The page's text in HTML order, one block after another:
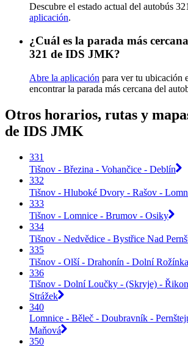
Descubre el estado actual del autobús
aplicación.
¿Cuál es la parada más
321 de IDS JMK?
Abre la aplicación para ver tu ubicación
encontrar la parada más cercana del
Otros horarios, rutas y
de IDS JMK
331
Tišnov - Březina - Vohančice - Deblín
332
Tišnov - Hluboké Dvory - Rašov -
333
Tišnov - Lomnice - Brumov - Osiky
334
Tišnov - Nedvědice - Bystřice Nad
335
Tišnov - Olší - Drahonín - Dolní Rožínka
336
Tišnov - Dolní Loučky - (Skryje) -
Strážek
340
Lomnice - Běleč - Doubravník -
Maňová
350